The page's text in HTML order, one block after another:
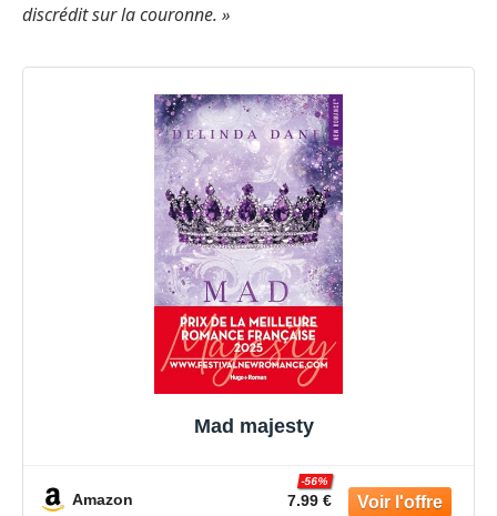
discrédit sur la couronne. »
Mad majesty
Amazon 7.99 €
-56%